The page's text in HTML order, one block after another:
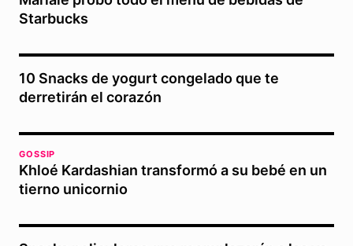
Starbucks
10 Snacks de yogurt congelado que te
derretirán el corazón
GOSSIP
Khloé Kardashian transformó a su bebé en un
tierno unicornio